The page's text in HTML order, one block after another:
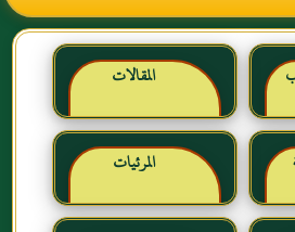
المقالات
المرئيات